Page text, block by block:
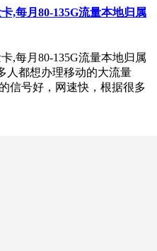
,每月80-135G流量本地归属
,每月80-135G流量本地归属
都想办理移动的大流量
信号好，网速快，根据很多